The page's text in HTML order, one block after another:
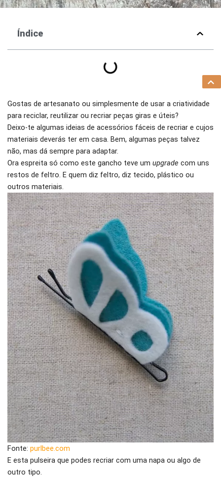
Índice
Gostas de artesanato ou simplesmente de usar a criatividade
para reciclar, reutilizar ou recriar peças giras e úteis?
Deixo-te algumas ideias de acessórios fáceis de recriar e cujos
materiais deverás ter em casa. Bem, algumas peças talvez
não, mas dá sempre para adaptar.
Ora espreita só como este gancho teve um upgrade com uns
restos de feltro. E quem diz feltro, diz tecido, plástico ou
outros materiais.
Fonte: purlbee.com
E esta pulseira que podes recriar com uma napa ou algo de
outro tipo.